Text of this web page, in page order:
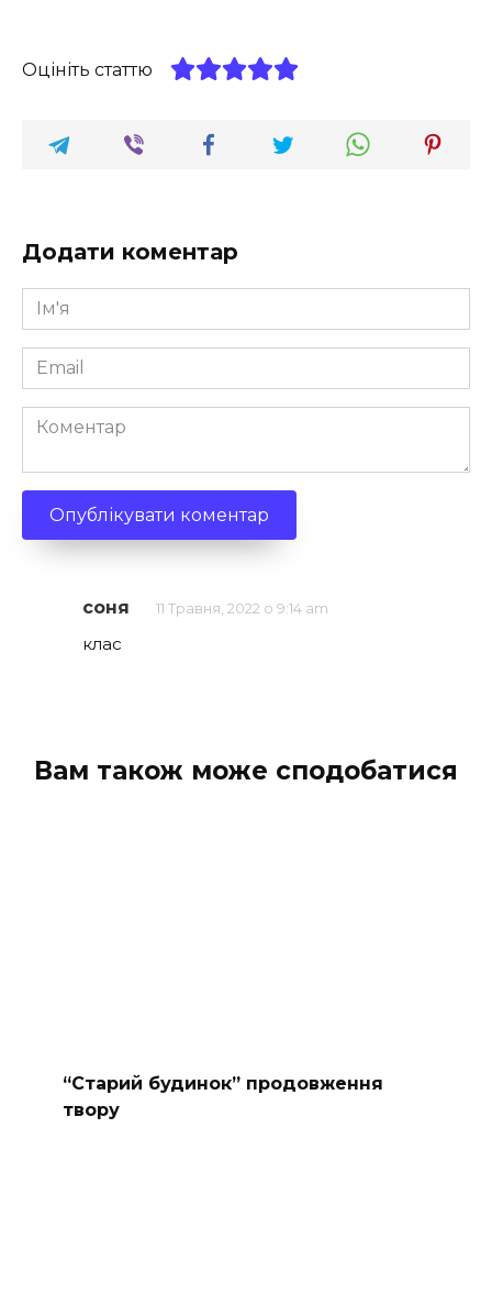
Оцініть статтю
Додати коментар
Ім'я
*
Email
*
Коментар
соня 11 Травня, 2022 о 9:14 am
клас
Вам також може сподобатися
“Старий будинок” продовження
твору